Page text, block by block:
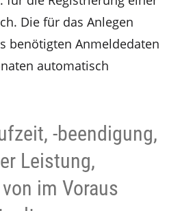
Die für das Anlegen
benötigten Anmeldedaten
automatisch
-beendigung,
Leistung,
im Voraus